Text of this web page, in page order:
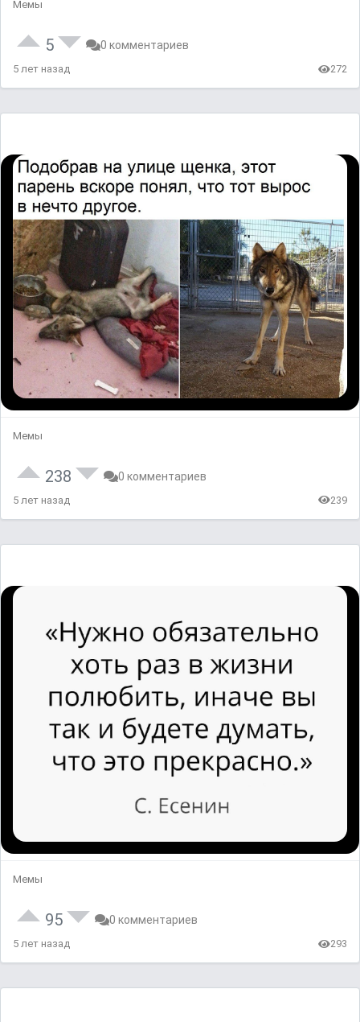
Мемы
5 0 комментариев
5 лет назад 272
Мемы
238 0 комментариев
5 лет назад 239
Мемы
95 0 комментариев
5 лет назад 293